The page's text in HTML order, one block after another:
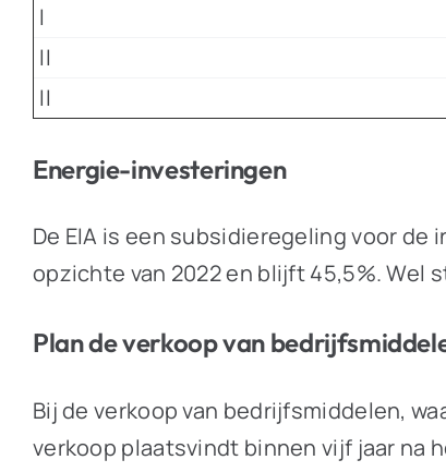
I
II
II
Energie-investeringen
De EIA is een subsidieregeling voor
opzichte van 2022 en blijft 45,5%. Wel
Plan de verkoop van
Bij de verkoop van bedrijfsmiddelen,
verkoop plaatsvindt binnen vijf jaar na